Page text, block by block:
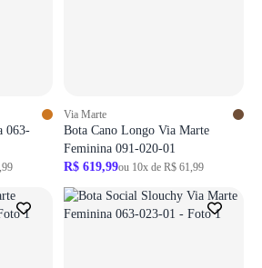
063-
Via Marte
Bota Cano Longo Via Marte
Feminina 091-020-01
R$ 619,99ou 10x de R$ 61,99